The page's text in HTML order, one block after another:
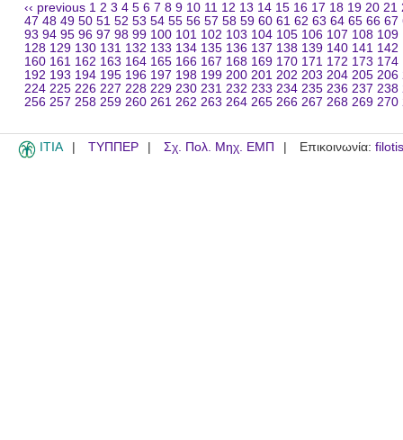
‹‹ previous 1 2 3 4 5 6 7 8 9 10 11 12 13 14 15 16 17 18 19 20 21
47 48 49 50 51 52 53 54 55 56 57 58 59 60 61 62 63 64 65 66 67
93 94 95 96 97 98 99 100 101 102 103 104 105 106 107 108 109
128 129 130 131 132 133 134 135 136 137 138 139 140 141 142
160 161 162 163 164 165 166 167 168 169 170 171 172 173 174
192 193 194 195 196 197 198 199 200 201 202 203 204 205 206
224 225 226 227 228 229 230 231 232 233 234 235 236 237 238
256 257 258 259 260 261 262 263 264 265 266 267 268 269 270
ITIA ΤΥΠΠΕΡ Σχ. Πολ. Μηχ. ΕΜΠ Επικοινωνία: